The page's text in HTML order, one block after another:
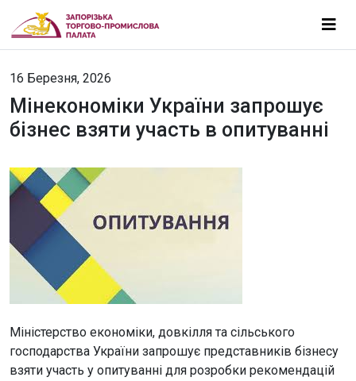
16 Березня, 2026
Мінекономіки України запрошує
бізнес взяти участь в опитуванні
Міністерство економіки, довкілля та сільського
господарства України запрошує представників бізнесу
взяти участь у опитуванні для розробки рекомендацій